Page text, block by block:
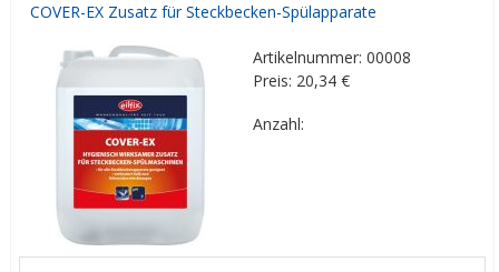
COVER-EX Zusatz für Steckbecken-Spülapparate
Artikelnummer: 00008
Preis: 20,34 €
Anzahl: